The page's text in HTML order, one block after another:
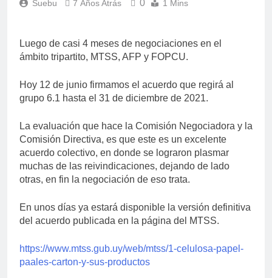
Suebu 7 Años Atrás 0 1 Mins
Luego de casi 4 meses de negociaciones en el
ámbito tripartito, MTSS, AFP y FOPCU.
Hoy 12 de junio firmamos el acuerdo que regirá al
grupo 6.1 hasta el 31 de diciembre de 2021.
La evaluación que hace la Comisión Negociadora y la
Comisión Directiva, es que este es un excelente
acuerdo colectivo, en donde se lograron plasmar
muchas de las reivindicaciones, dejando de lado
otras, en fin la negociación de eso trata.
En unos días ya estará disponible la versión definitiva
del acuerdo publicada en la página del MTSS.
https://www.mtss.gub.uy/web/mtss/1-celulosa-papel-
paales-carton-y-sus-productos